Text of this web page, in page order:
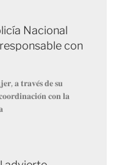
Nacional
con
𝐚 𝐭𝐫𝐚𝐯𝐞́𝐬 𝐝𝐞 𝐬𝐮
𝐜𝐨𝐧 𝐥𝐚